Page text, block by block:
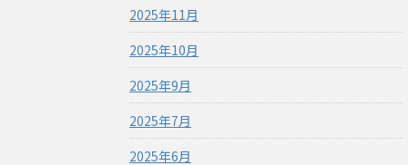
2025年11月
2025年10月
2025年9月
2025年7月
2025年6月